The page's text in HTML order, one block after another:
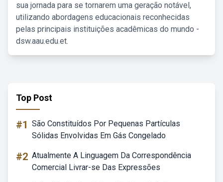
sua jornada para se tornarem uma geração notável,
utilizando abordagens educacionais reconhecidas
pelas principais instituições acadêmicas do mundo -
dsw.aau.edu.et.
Top Post
#1 São Constituídos Por Pequenas Partículas
Sólidas Envolvidas Em Gás Congelado
#2 Atualmente A Linguagem Da Correspondência
Comercial Livrar-se Das Expressões